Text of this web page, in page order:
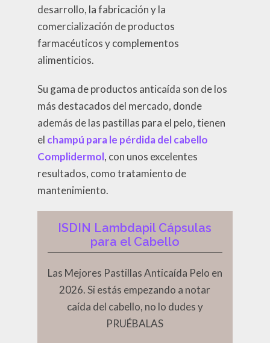
desarrollo, la fabricación y la
comercialización de productos
farmacéuticos y complementos
alimenticios.
Su gama de productos anticaída son de los
más destacados del mercado, donde
además de las pastillas para el pelo, tienen
el champú para le pérdida del cabello
Complidermol, con unos excelentes
resultados, como tratamiento de
mantenimiento.
ISDIN Lambdapil Cápsulas
para el Cabello
Las Mejores Pastillas Anticaída Pelo en
2026. Si estás empezando a notar
caída del cabello, no lo dudes y
PRUÉBALAS